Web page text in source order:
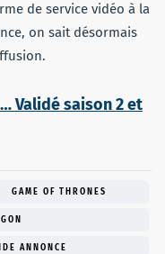
de service vidéo à la
on sait désormais
Validé saison 2 et
GAME OF THRONES
ANNONCE